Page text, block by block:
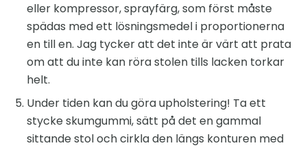
eller kompressor, sprayfärg, som först måste
spädas med ett lösningsmedel i proportionerna
en till en. Jag tycker att det inte är värt att prata
om att du inte kan röra stolen tills lacken torkar
helt.
Under tiden kan du göra upholstering! Ta ett
stycke skumgummi, sätt på det en gammal
sittande stol och cirkla den längs konturen med